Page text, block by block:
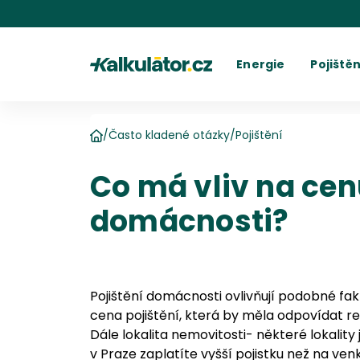
Kalkulátor.cz Energie
Kalkulačka elektřiny
Povinné
Domů
/Často kladené otázky/Pojištění
Co má vliv na
domácnosti?
Pojištění domácnosti ovlivňují podobné
cena pojištění, která by měla odpovídat
Dále lokalita nemovitosti- některé lokality
v Praze zaplatíte vyšší pojistku než na